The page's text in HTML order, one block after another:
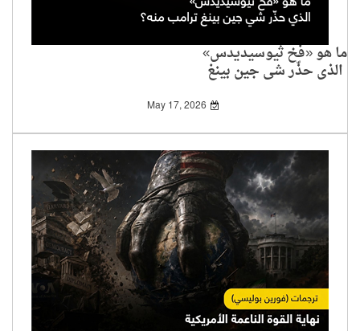
ما هو «فخ ثيوسيديدس»
الذي حذّر شي جين بينغ
May 17, 2026